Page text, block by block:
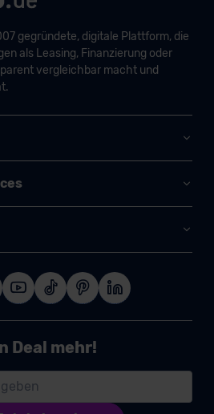
gegründete, digitale Plattform, die
als Leasing, Finanzierung oder
vergleichbar macht und
Deal mehr!